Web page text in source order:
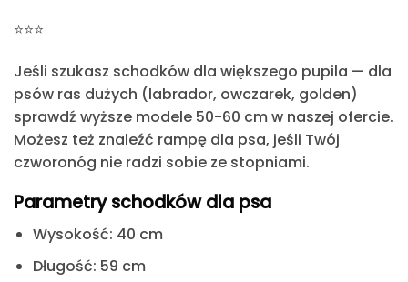
⭐️⭐️⭐️
Jeśli szukasz schodków dla większego pupila — dla
psów ras dużych (labrador, owczarek, golden)
sprawdź wyższe modele 50-60 cm w naszej ofercie.
Możesz też znaleźć rampę dla psa, jeśli Twój
czworonóg nie radzi sobie ze stopniami.
Parametry schodków dla psa
Wysokość: 40 cm
Długość: 59 cm